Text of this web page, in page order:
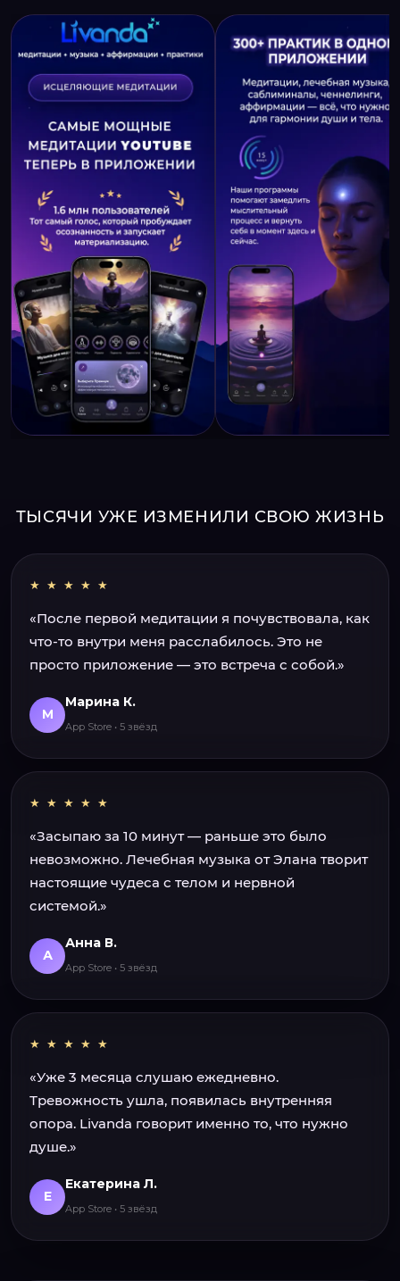
ТЫСЯЧИ УЖЕ ИЗМЕНИЛИ СВОЮ ЖИЗНЬ
★ ★ ★ ★ ★
«После первой медитации я почувствовала, как
что-то внутри меня расслабилось. Это не
просто приложение — это встреча с собой.»
М
Марина К.
App Store • 5 звёзд
★ ★ ★ ★ ★
«Засыпаю за 10 минут — раньше это было
невозможно. Лечебная музыка от Элана творит
настоящие чудеса с телом и нервной
системой.»
А
Анна В.
App Store • 5 звёзд
★ ★ ★ ★ ★
«Уже 3 месяца слушаю ежедневно.
Тревожность ушла, появилась внутренняя
опора. Livanda говорит именно то, что нужно
душе.»
Е
Екатерина Л.
App Store • 5 звёзд